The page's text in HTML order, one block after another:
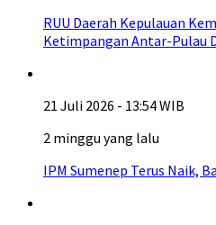
RUU Daerah Kepulauan
Ketimpangan Antar-Pulau
21 Juli 2026 - 13:54 WIB
2 minggu yang lalu
IPM Sumenep Terus Naik,